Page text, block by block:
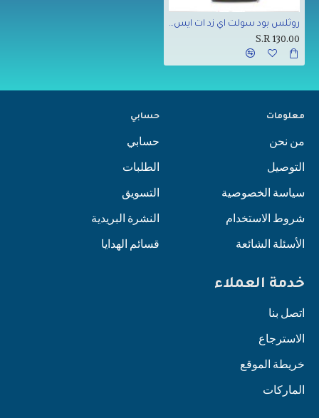
روثلس بود سولت اي زد ات ايس 60 مل
S.R 130.00
معلومات
من نحن
التوصيل
سياسة الخصوصية
شروط الاستخدام
الأسئلة الشائعة
حسابي
حسابي
الطلبات
التسويق
النشرة البريدية
قسائم الهدايا
خدمة العملاء
اتصل بنا
الاسترجاع
خريطة الموقع
الماركات